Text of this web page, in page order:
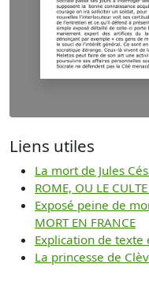
Liens utiles
La mort de Jules
ROME, OU LE
Exposé peine de
MORT EN FRANCE
Explication de
La princesse de